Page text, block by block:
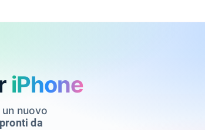
iPhone
nuovo
pronti da